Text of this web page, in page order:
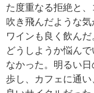
た度重なる拒絶と
吹き飛んだような
ワインも良く飲ん
どうしようか悩ん
なかった。明るい
歩し、カフェに通い